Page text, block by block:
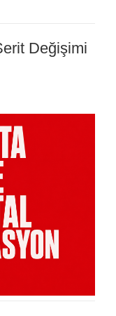
Değişimi